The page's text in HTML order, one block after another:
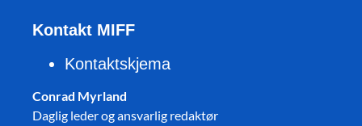
Kontakt MIFF
Kontaktskjema
Conrad Myrland
Daglig leder og ansvarlig redaktør